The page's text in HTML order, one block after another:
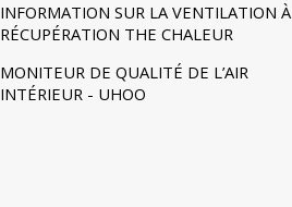
INFORMATION SUR LA VENTILATION À
RÉCUPÉRATION THE CHALEUR
MONITEUR DE QUALITÉ DE L’AIR
INTÉRIEUR - UHOO